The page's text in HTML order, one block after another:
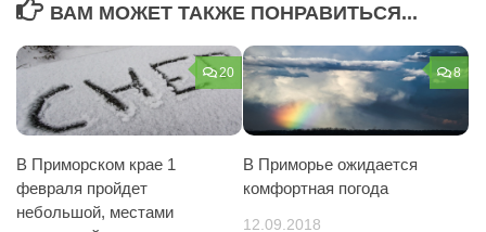
ВАМ МОЖЕТ ТАКЖЕ ПОНРАВИТЬСЯ...
20
В Приморском крае 1
февраля пройдет
небольшой, местами
8
В Приморье ожидается
комфортная погода
12.09.2018